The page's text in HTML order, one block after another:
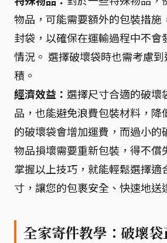
物品，可能需要額外的包裝措施
封袋，以確保在運輸過程中不會
情況。 選擇破壞袋時也需考慮
積。
經濟效益： 選擇尺寸合適的破壞
品，也能避免浪費包裝材料，降
的破壞袋會增加運費，而過小的
物品損壞需要重新包裝，得不償
掌握以上技巧，就能輕鬆選擇適
寸，讓您的包裹安全、快速地送
全家寄件教學：破壞